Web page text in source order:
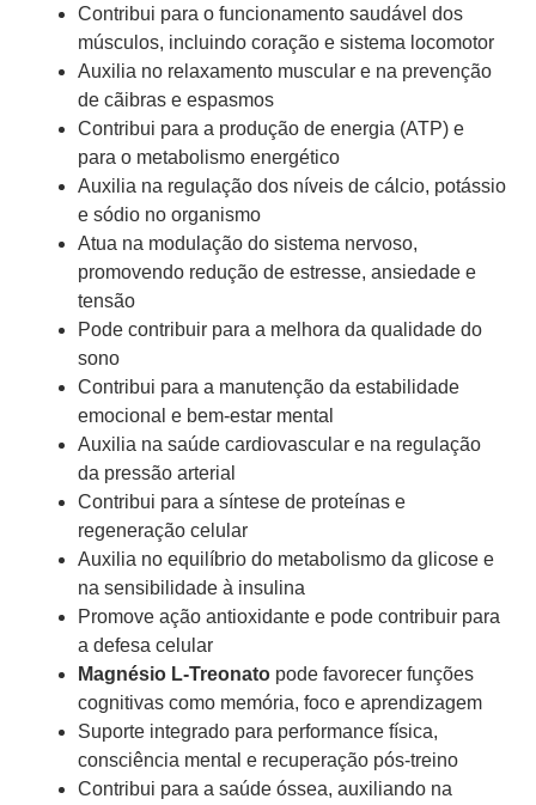
Contribui para o funcionamento saudável dos
músculos, incluindo coração e sistema locomotor
Auxilia no relaxamento muscular e na prevenção
de cãibras e espasmos
Contribui para a produção de energia (ATP) e
para o metabolismo energético
Auxilia na regulação dos níveis de cálcio, potássio
e sódio no organismo
Atua na modulação do sistema nervoso,
promovendo redução de estresse, ansiedade e
tensão
Pode contribuir para a melhora da qualidade do
sono
Contribui para a manutenção da estabilidade
emocional e bem-estar mental
Auxilia na saúde cardiovascular e na regulação
da pressão arterial
Contribui para a síntese de proteínas e
regeneração celular
Auxilia no equilíbrio do metabolismo da glicose e
na sensibilidade à insulina
Promove ação antioxidante e pode contribuir para
a defesa celular
Magnésio L-Treonato pode favorecer funções
cognitivas como memória, foco e aprendizagem
Suporte integrado para performance física,
consciência mental e recuperação pós-treino
Contribui para a saúde óssea, auxiliando na